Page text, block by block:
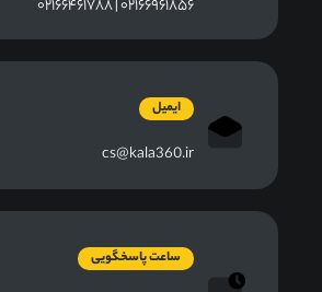
۰۲۱۶۶۹۶۱۸۵۶ | ۰۲۱۶۶۴۶۱۷۸۸
ایمیل
cs@kala360.ir
ساعت پاسخگویی